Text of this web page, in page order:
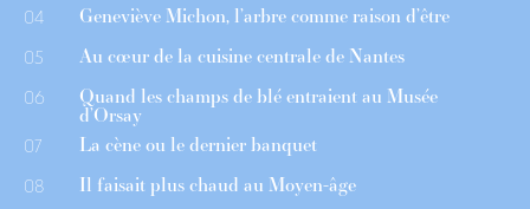
04 Geneviève Michon, l’arbre comme raison d’être
05 Au cœur de la cuisine centrale de Nantes
06 Quand les champs de blé entraient au Musée
d’Orsay
07 La cène ou le dernier banquet
08 Il faisait plus chaud au Moyen-âge